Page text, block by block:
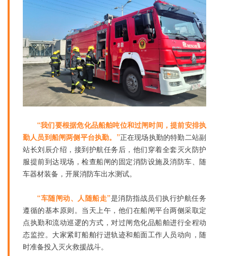
“我们要根据危化品船舶吨位和过闸时间，提前安排执
勤人员到船闸两侧平台执勤。”正在现场执勤的特勤二站副
站长刘辰介绍，接到护航任务后，他们穿着全套灭火防护
服提前到达现场，检查船闸的固定消防设施及消防车、随
车器材装备，开展消防车出水测试。
“车随闸动、人随船走”是消防指战员们执行护航任务
遵循的基本原则。当天上午，他们在船闸平台两侧采取定
点执勤和流动巡逻的方式，对过闸危化品船舶进行全程动
态监控。大家紧盯船舶行进轨迹和船面工作人员动向，随
时准备投入灭火救援战斗。